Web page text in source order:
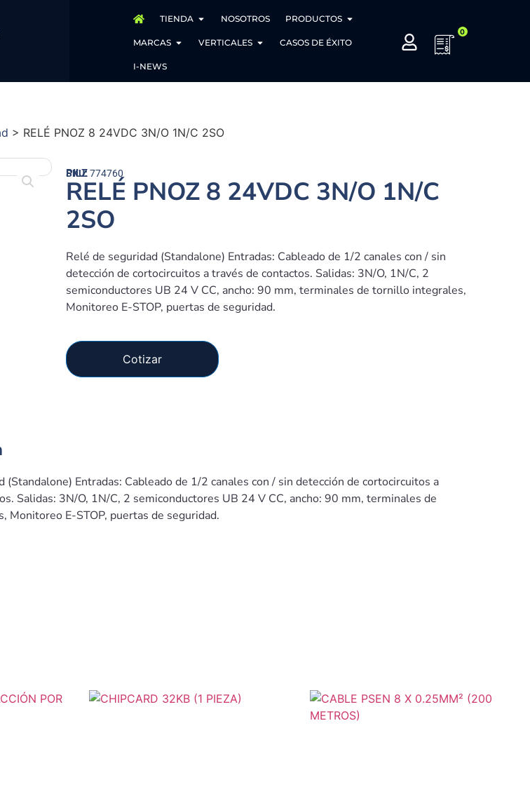
TIENDA NOSOTROS PRODUCTOS
MARCAS VERTICALES CASOS DE ÉXITO
I-NEWS
0
> RELÉ PNOZ 8 24VDC 3N/O 1N/C 2SO
PILZ
SKU:774760
RELÉ PNOZ 8 24VDC 3N/O 1N/C
2SO
Relé de seguridad (Standalone) Entradas: Cableado de 1/2 canales con / sin
detección de cortocircuitos a través de contactos. Salidas: 3N/O, 1N/C, 2
semiconductores UB 24 V CC, ancho: 90 mm, terminales de tornillo integrales,
Monitoreo E-STOP, puertas de seguridad.
Cotizar
(Standalone) Entradas: Cableado de 1/2 canales con / sin detección de cortocircuitos a
Salidas: 3N/O, 1N/C, 2 semiconductores UB 24 V CC, ancho: 90 mm, terminales de
Monitoreo E-STOP, puertas de seguridad.